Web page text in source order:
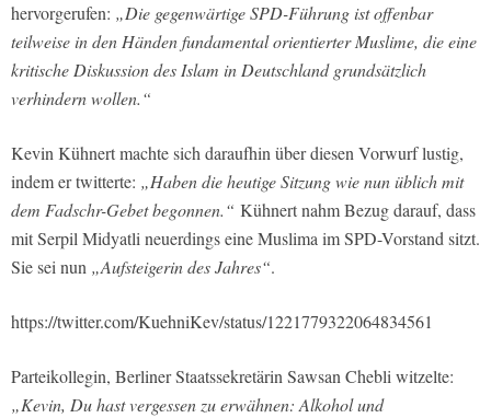
hervorgerufen: „Die gegenwärtige SPD-Führung ist offenbar
teilweise in den Händen fundamental orientierter Muslime, die eine
kritische Diskussion des Islam in Deutschland grundsätzlich
verhindern wollen.“
Kevin Kühnert machte sich daraufhin über diesen Vorwurf lustig,
indem er twitterte: „Haben die heutige Sitzung wie nun üblich mit
dem Fadschr-Gebet begonnen.“ Kühnert nahm Bezug darauf, dass
mit Serpil Midyatli neuerdings eine Muslima im SPD-Vorstand sitzt.
Sie sei nun „Aufsteigerin des Jahres“.
https://twitter.com/KuehniKev/status/1221779322064834561
Parteikollegin, Berliner Staatssekretärin Sawsan Chebli witzelte:
„Kevin, Du hast vergessen zu erwähnen: Alkohol und